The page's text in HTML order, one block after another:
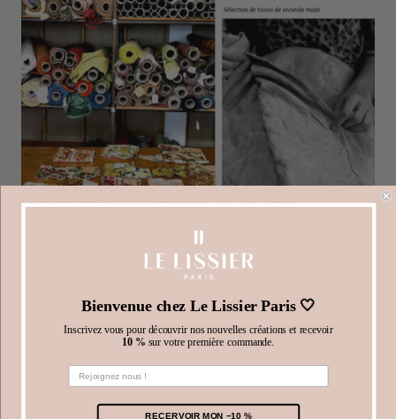
狩獵、尋找、搜尋、挖掘是一項需要耐心和熱情的工作，如今正
享受著美好時光。社會越來越多地轉向回收和二手商品，以避免
生產過剩和浪費。我們在這個領域特別喜歡的演員之一是二手時
尚精品店 Le Vif 陳列室的創始人 Gauthier Borsarello。他被認
為是真正的二手、二手專家。在 Le Lissier，我們密切關注他非
常鼓舞人心的工作。
古董是一種熱情，Le Lissier 完全愛上了它！
Bienvenue chez Le Lissier Paris 🤍
Inscrivez vous pour découvrir nos nouvelles créations et recevoir
10 % sur votre première commande.
RECERVOIR MON −10 %